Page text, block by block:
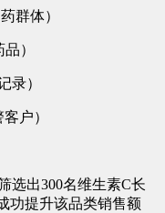
群体）
）
录）
户）
选出300名维生素C长
功提升该品类销售额